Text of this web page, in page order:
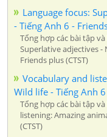
Language focus:
- Tiếng Anh 6 -
Tổng hợp các bài tập
Superlative adjectives -
Friends plus (CTST)
Vocabulary and
Wild life - Tiếng Anh
Tổng hợp các bài tập
listening: Amazing
(CTST)